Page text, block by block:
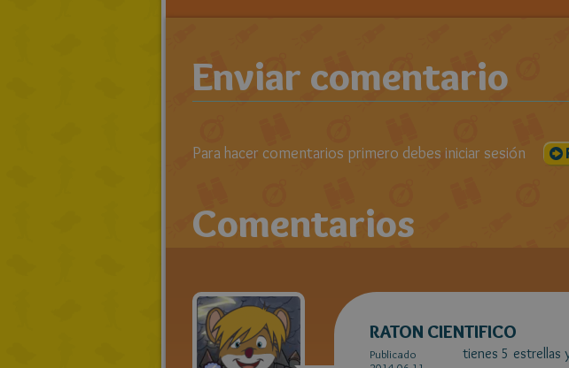
Enviar comentario
Para hacer comentarios primero debes iniciar sesión
Comentarios
RATON CIENTIFICO
Publicado
tienes 5 estrellas